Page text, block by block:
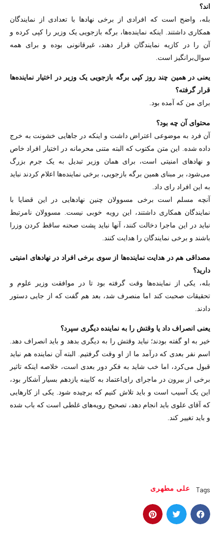
اند؟
بله، واضح است که افرادی از برخی نهادها با تعدادی از نمایندگان
همکاری داشتند. اینکه نماینده‌ها، برگه بازجویی یک وزیر را کپی کرده و
آن را در کازیه نمایندگان قرار دهند، غیرقانونی بوده و برای همه
سوال‌برانگیز است.
‌یعنی در همین چند روز کپی برگه بازجویی یک وزیر در اختیار نماینده‌ها
قرار گرفته؟
برای من که آمده بود.
‌محتوای آن چه بود؟
آن فرد به موضوعی اعتراض داشت و اینکه در جاهایی خشونت به خرج
داده شده. این متن مکتوب که البته متنی محرمانه در اختیار افراد خاص
و نهادهای امنیتی است، برای همان وزیر تبدیل به یک جرم بزرگ
می‌شود، بر مبنای همین برگه بازجویی، برخی نماینده‌ها اعلام کردند نباید
به این افراد رای داد.
آنچه مسلم است برخی مسوولان چنین نهادهایی در این قضایا با
نمایندگان همکاری داشتند، این رویه خوبی نیست. مسوولان نامرتبط
نباید در این ماجرا دخالت کنند، آنها نباید پشت صحنه ساقط کردن وزرا
باشند و برخی نمایندگان را هدایت کنند.
‌مصداقی هم در هدایت نماینده‌ها از سوی برخی افراد در نهادهای امنیتی
دارید؟
بله، یکی از نماینده‌ها وقت گرفته بود تا در موافقت وزیر علوم و
تحقیقات صحبت کند اما منصرف شد، بعد هم گفت که از جایی دستور
دادند.
‌یعنی انصراف داد یا وقتش را به نماینده دیگری سپرد؟
خیر به او گفته بودند؛ نباید وقتش را به دیگری بدهد و باید انصراف دهد.
اسم نفر بعدی که درآمد ما از او وقت گرفتیم. البته آن نماینده هم نباید
قبول می‌کرد، اما خب شاید به فکر دور بعدی است، خلاصه اینکه تاثیر
برخی از بیرون در ماجرای رای‌اعتماد به کابینه یازدهم بسیار آشکار بود،
این یک آسیب است و باید تلاش کنیم که برچیده شود. یکی از کارهایی
که آقای علوی باید انجام دهد، تصحیح رویه‌های غلطی است که باب شده
و باید تغییر کند.
Tags علی مطهری